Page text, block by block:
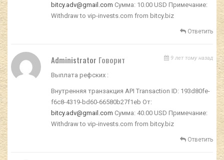
bitcy.adv@gmail.com Сумма: 10.00 USD Примечание:
Withdraw to vip-invests.com from bitcy.biz
Ответить
Administrator Говорит 9 лет тому назад
Выплата рефских :
Внутренняя транзакция API Transaction ID: 193d80fe-
f6c8-4319-bd60-66580b27f1eb От:
bitcy.adv@gmail.com Сумма: 40.00 USD Примечание:
Withdraw to vip-invests.com from bitcy.biz
Ответить